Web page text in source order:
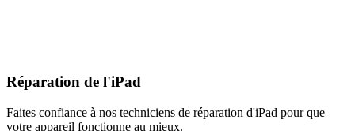
Réparation de l'iPad
Faites confiance à nos techniciens de réparation d'iPad pour que
votre appareil fonctionne au mieux.